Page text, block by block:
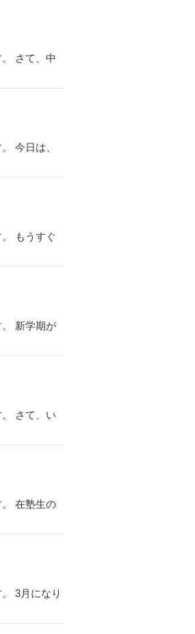
さて、中
今日は、
もうすぐ
新学期が
さて、い
在塾生の
3月になり